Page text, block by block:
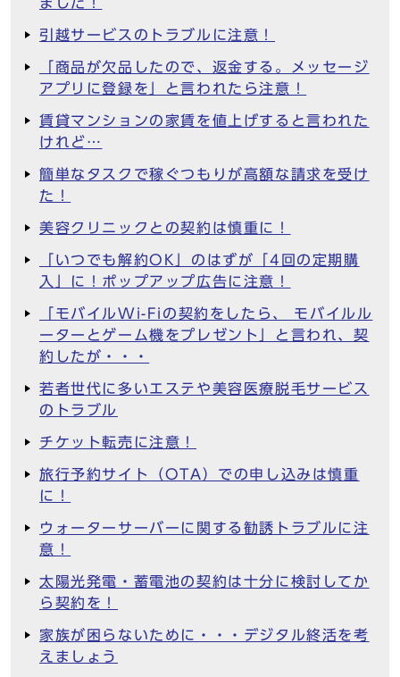
引越サービスのトラブルに注意！
「商品が欠品したので、返金する。メッセージ
アプリに登録を」と言われたら注意！
賃貸マンションの家賃を値上げすると言われた
けれど…
簡単なタスクで稼ぐつもりが高額な請求を受け
た！
美容クリニックとの契約は慎重に！
「いつでも解約OK」のはずが「4回の定期購
入」に！ポップアップ広告に注意！
「モバイルWi-Fiの契約をしたら、 モバイルル
ーターとゲーム機をプレゼント」と言われ、契
約したが・・・
若者世代に多いエステや美容医療脱毛サービス
のトラブル
チケット転売に注意！
旅行予約サイト（OTA）での申し込みは慎重
に！
ウォーターサーバーに関する勧誘トラブルに注
意！
太陽光発電・蓄電池の契約は十分に検討してか
ら契約を！
家族が困らないために・・・デジタル終活を考
えましょう